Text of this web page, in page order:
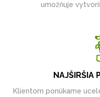
umožňuje
NAJŠIRŠIA
Klientom ponúkame